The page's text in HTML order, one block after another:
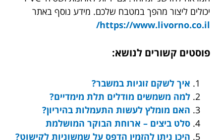
יכולים ליצור מהפך במטבח שלכם. מידע נוסף באתר
https://www.livorno.co.il/
פוסטים קשורים לנושא:
איך לשקם זוגיות במשבר?
למה משמשים מודלים תלת מימדיים?
האם מומלץ לעשות התעמלות בהיריון?
סלט ביצים – ארוחת הבוקר המושלמת
היכן ניתן להזמין הדפס על שמשוניות לקישוט?